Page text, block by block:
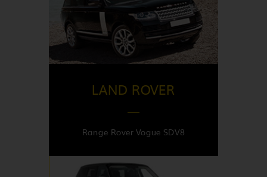
DISPONIBLE EN
France
LAND ROVER
Range Rover Vogue SDV8